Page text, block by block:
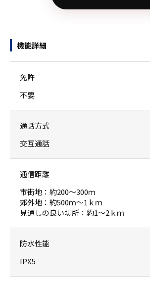
機能詳細
免許
不要
通話方式
交互通話
通信距離
市街地：約200〜300ｍ
郊外地：約500ｍ〜1ｋｍ
見通しの良い場所：約1〜2ｋｍ
防水性能
IPX5